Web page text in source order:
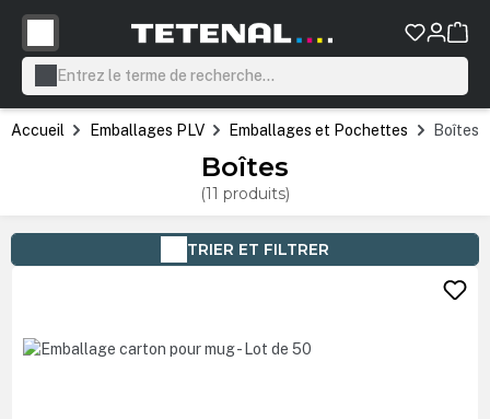
principal
Accueil Emballages PLV Emballages et Pochettes Boîtes
Boîtes
(11 produits)
TRIER ET FILTRER